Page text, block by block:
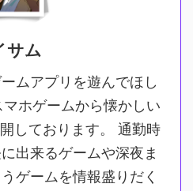
サム
ムアプリを遊んでほし
ホゲームから懐かしい
しております。 通勤時
出来るゲームや深夜ま
ゲームを情報盛りだく